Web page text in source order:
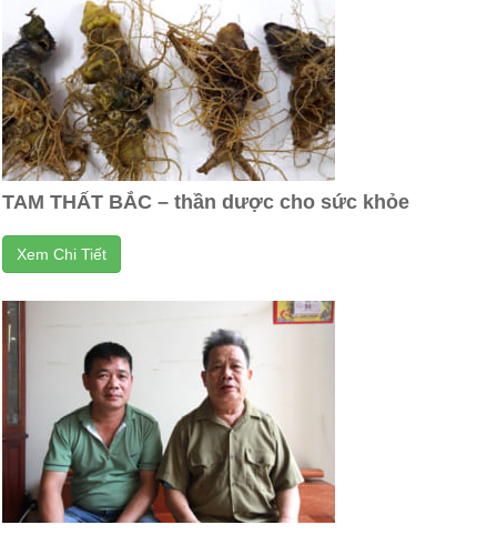
TAM THẤT BẮC – thần dược cho sức khỏe
Xem Chi Tiết